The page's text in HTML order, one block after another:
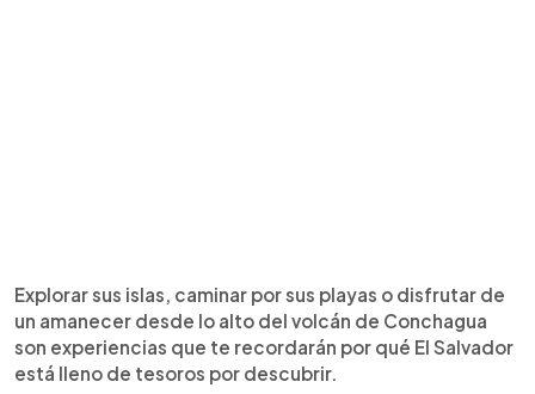
Explorar sus islas, caminar por sus playas o disfrutar de
un amanecer desde lo alto del volcán de Conchagua
son experiencias que te recordarán por qué El Salvador
está lleno de tesoros por descubrir.